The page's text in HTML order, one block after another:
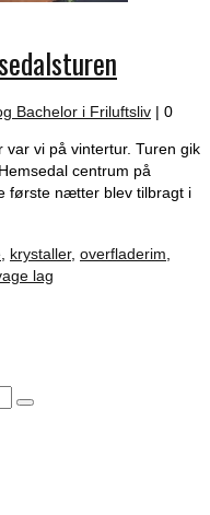
Bachelor i Friluftsliv | 0
vi på vintertur. Turen gik
centrum på
første nætter blev tilbragt i
, krystaller, overfladerim,
lag